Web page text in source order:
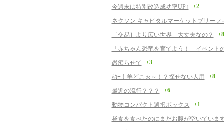
今週末は特別改造成功率UP↑ +2
［交易］より広い世界 大丈夫なの？ +8
「赤ちゃん恐竜を育てよう！」イベント
愚痴らせて
+3
ﾑｷｰ！羊どこぉ～！？探せない人用 +8
最近の流行？？？ +6
動物コンパクト選択ボックス +1
昼食を食べたのにまだお腹が空いていま